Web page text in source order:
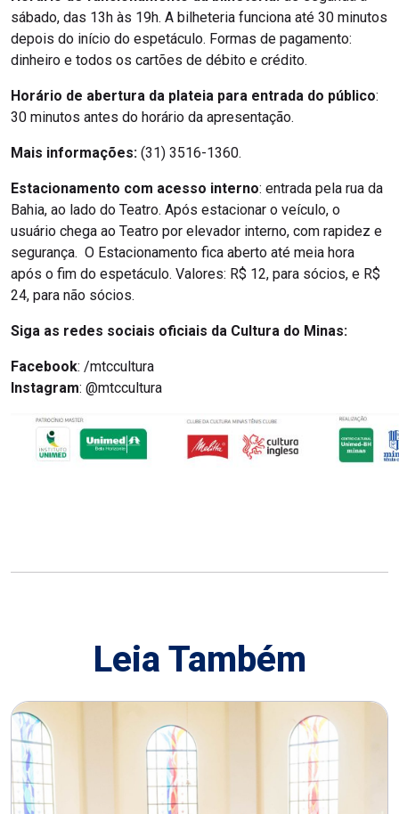
sábado, das 13h às 19h. A bilheteria funciona até 30 minutos
depois do início do espetáculo. Formas de pagamento:
dinheiro e todos os cartões de débito e crédito.
Horário de abertura da plateia para entrada do público:
30 minutos antes do horário da apresentação.
Mais informações: (31) 3516-1360.
Estacionamento com acesso interno: entrada pela rua da
Bahia, ao lado do Teatro. Após estacionar o veículo, o
usuário chega ao Teatro por elevador interno, com rapidez e
segurança. O Estacionamento fica aberto até meia hora
após o fim do espetáculo. Valores: R$ 12, para sócios, e R$
24, para não sócios.
Siga as redes sociais oficiais da Cultura do Minas:
Facebook: /mtccultura
Instagram: @mtccultura
Leia Também